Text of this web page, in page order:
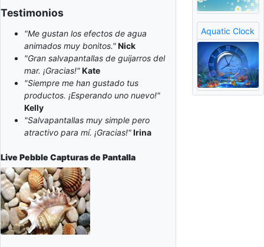
Testimonios
"Me gustan los efectos de agua
animados muy bonitos."Nick
"Gran salvapantallas de guijarros del
mar. ¡Gracias!"Kate
"Siempre me han gustado tus
productos. ¡Esperando uno nuevo!"
Kelly
"Salvapantallas muy simple pero
atractivo para mí. ¡Gracias!"Irina
Live Pebble Capturas de Pantalla
Aquatic Clock